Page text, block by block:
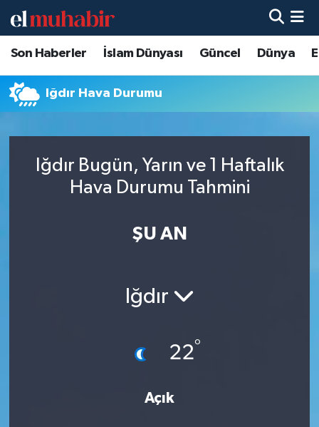
Son Haberler İslam Dünyası Güncel Dünya
Iğdır Hava Durumu
Iğdır Bugün, Yarın ve 1 Haftalık
Hava Durumu Tahmini
ŞU AN
Iğdır
22°
Açık
Hava Durumu
Trafik Durumu
Tüm Manşetler